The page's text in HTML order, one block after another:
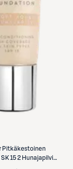
Pitkäkestoinen
15 2 Hunajapilvi